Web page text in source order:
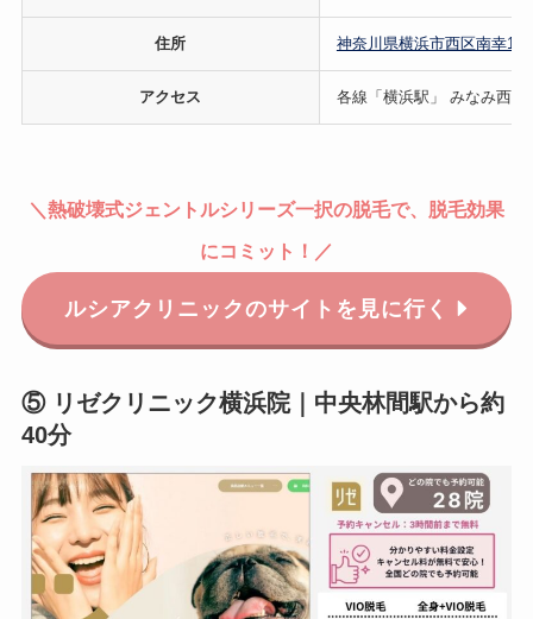
住所 神奈川県横浜市西区南幸1
アクセス 各線「横浜駅」 みなみ西口
＼ 熱破壊式ジェントルシリーズ一択の脱毛で、脱毛効果
にコミット！ ／
ルシアクリニックのサイトを見に行く
⑤ リゼクリニック横浜院｜中央林間駅から約
40分